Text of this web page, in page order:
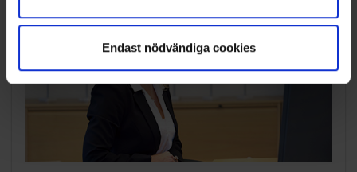
Endast nödvändiga cookies